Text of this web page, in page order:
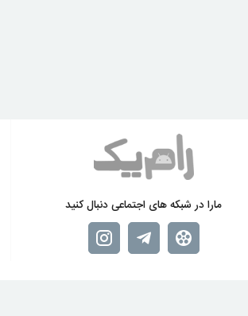
مارا در شبکه های اجتماعی دنبال کنید